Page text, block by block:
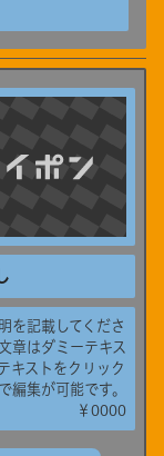
を記載してくださ
章はダミーテキス
キストをクリック
編集が可能です。
￥0000